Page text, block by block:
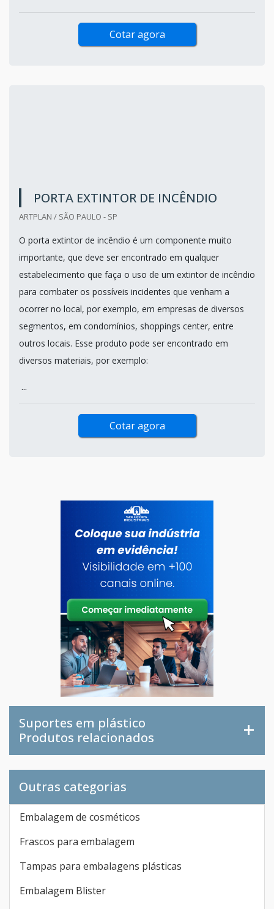
Cotar agora
PORTA EXTINTOR DE INCÊNDIO
ARTPLAN / SÃO PAULO - SP
O porta extintor de incêndio é um componente muito
importante, que deve ser encontrado em qualquer
estabelecimento que faça o uso de um extintor de incêndio
para combater os possíveis incidentes que venham a
ocorrer no local, por exemplo, em empresas de diversos
segmentos, em condomínios, shoppings center, entre
outros locais. Esse produto pode ser encontrado em
diversos materiais, por exemplo:
...
Cotar agora
Suportes em plástico
Produtos relacionados
Outras categorias
Embalagem de cosméticos
Frascos para embalagem
Tampas para embalagens plásticas
Embalagem Blister